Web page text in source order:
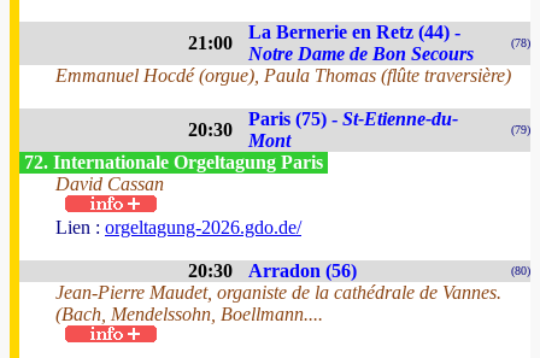
21:00
La Bernerie en Retz (44) -
Notre Dame de Bon Secours
(78)
Emmanuel Hocdé (orgue), Paula Thomas (flûte traversière)
20:30
Paris (75) - St-Etienne-du-
Mont
(79)
72. Internationale Orgeltagung Paris
David Cassan
Lien : orgeltagung-2026.gdo.de/
20:30 Arradon (56) (80)
Jean-Pierre Maudet, organiste de la cathédrale de Vannes.
(Bach, Mendelssohn, Boellmann....